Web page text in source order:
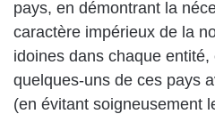
pays, en démontrant la
caractère impérieux de la
idoines dans chaque
quelques-uns de ces pays
(en évitant soigneusement